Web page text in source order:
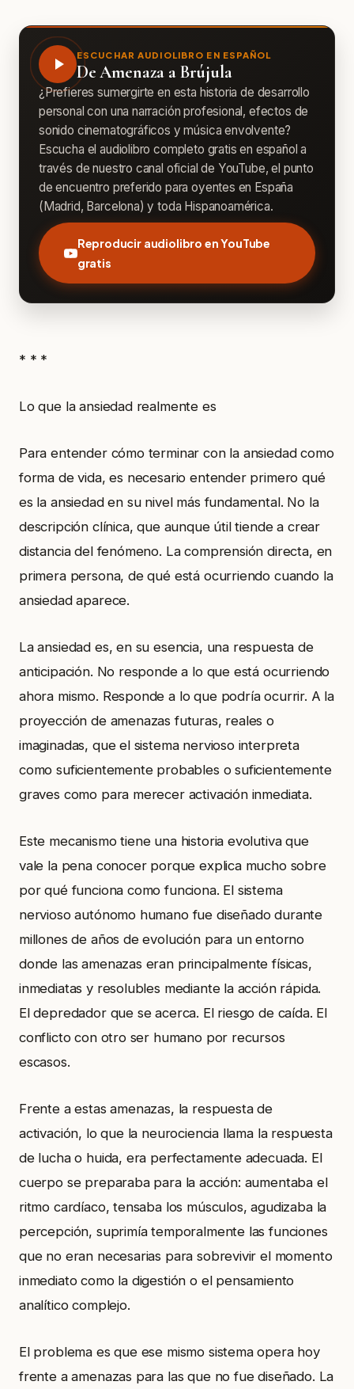
ESCUCHAR AUDIOLIBRO EN ESPAÑOL
De Amenaza a Brújula
¿Prefieres sumergirte en esta historia de desarrollo
personal con una narración profesional, efectos de
sonido cinematográficos y música envolvente?
Escucha el audiolibro completo gratis en español a
través de nuestro canal oficial de YouTube, el punto
de encuentro preferido para oyentes en España
(Madrid, Barcelona) y toda Hispanoamérica.
Reproducir audiolibro en YouTube
gratis
* * *
Lo que la ansiedad realmente es
Para entender cómo terminar con la ansiedad como
forma de vida, es necesario entender primero qué
es la ansiedad en su nivel más fundamental. No la
descripción clínica, que aunque útil tiende a crear
distancia del fenómeno. La comprensión directa, en
primera persona, de qué está ocurriendo cuando la
ansiedad aparece.
La ansiedad es, en su esencia, una respuesta de
anticipación. No responde a lo que está ocurriendo
ahora mismo. Responde a lo que podría ocurrir. A la
proyección de amenazas futuras, reales o
imaginadas, que el sistema nervioso interpreta
como suficientemente probables o suficientemente
graves como para merecer activación inmediata.
Este mecanismo tiene una historia evolutiva que
vale la pena conocer porque explica mucho sobre
por qué funciona como funciona. El sistema
nervioso autónomo humano fue diseñado durante
millones de años de evolución para un entorno
donde las amenazas eran principalmente físicas,
inmediatas y resolubles mediante la acción rápida.
El depredador que se acerca. El riesgo de caída. El
conflicto con otro ser humano por recursos
escasos.
Frente a estas amenazas, la respuesta de
activación, lo que la neurociencia llama la respuesta
de lucha o huida, era perfectamente adecuada. El
cuerpo se preparaba para la acción: aumentaba el
ritmo cardíaco, tensaba los músculos, agudizaba la
percepción, suprimía temporalmente las funciones
que no eran necesarias para sobrevivir el momento
inmediato como la digestión o el pensamiento
analítico complejo.
El problema es que ese mismo sistema opera hoy
frente a amenazas para las que no fue diseñado. La